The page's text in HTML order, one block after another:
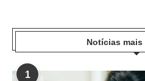
Notícias
1